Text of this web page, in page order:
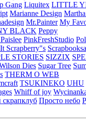
Gang Liquitex LITTLE
Marianne Design
Mr.Painter My
BLACK Peppy
PinkFreshStudio
Scrapberry"s
STORIES SIZZIX
Dies Sugar Tree
THERM O WEB
TSUKINEKO UHU
Whiff of joy
Просто небо